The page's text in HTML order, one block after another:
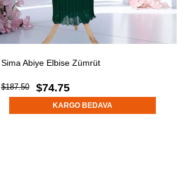
Sima Abiye Elbise Zümrüt
$74.75
$187.50
KARGO BEDAVA